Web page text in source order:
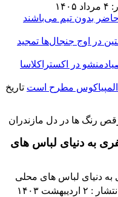
بدون تیم می‌باشند
در اوج جنجال‌ها تمجید
در اکستراکلاسا
المپیاکوس مطرح است تاریخ
رنگ ها در دل مازندران
به دنیای لباس های
اردیبهشت ۱۴۰۳